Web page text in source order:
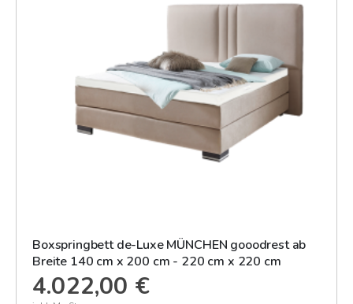
Boxspringbett de-Luxe MÜNCHEN gooodrest ab
Breite 140 cm x 200 cm - 220 cm x 220 cm
4.022,00 €